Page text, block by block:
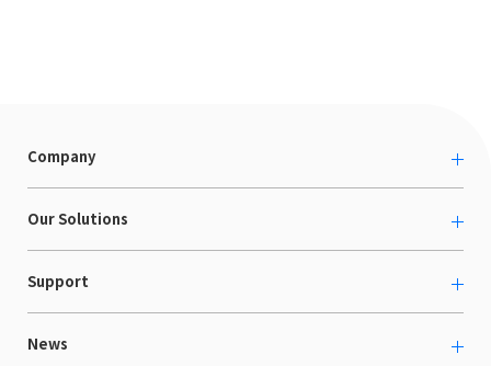
Company
About us
カルチャー
採用情報
Our Solutions
越境ECコンサルティング
Shopee支援
LaunchCart
Support
お役立ち資料
News